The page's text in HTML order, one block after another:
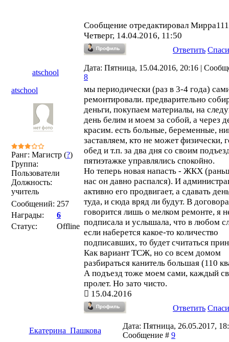
Сообщение отредактировал Мирра111
Четверг, 14.04.2016, 11:50
Ответить
atschool
Дата: Пятница, 15.04.2016, 20:16 |
8
atschool
Ранг: Магистр (?)
Группа:
Пользователи
Должность:
учитель
Сообщений: 257
Награды:
6
Статус:
Offline
мы периодически (раз в 3-4 года)
ремонтировали. предварительно
деньги, покупаем материалы, на
день белим и моем за собой, а через
красим. есть больные, беременные,
заставляем, кто не может физически,
обед и т.п. за два дня со своим
пятиэтажке управлялись спокойно.
Но теперь новая напасть - ЖКХ
нас он давно распался). И
активно его продвигает, а сдавать
туда, и сюда вряд ли будут. В
говорится лишь о мелком ремонте, я
подписала и услышала, что в любом
если наберется какое-то количество
подписавших, то будет считаться
Как вариант ТСЖ, но со всем домом
разбираться канитель большая (110
А подъезд тоже моем сами, каждый
пролет. Но зато чисто.
15.04.2016
Ответить
Екатерина_Пашкова
Дата: Пятница, 26.05.2017,
Сообщение # 9